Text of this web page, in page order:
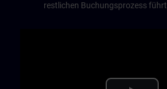
restlichen Buchungsprozess führt.